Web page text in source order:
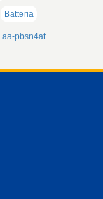
Batteria
aa-pbsn4at